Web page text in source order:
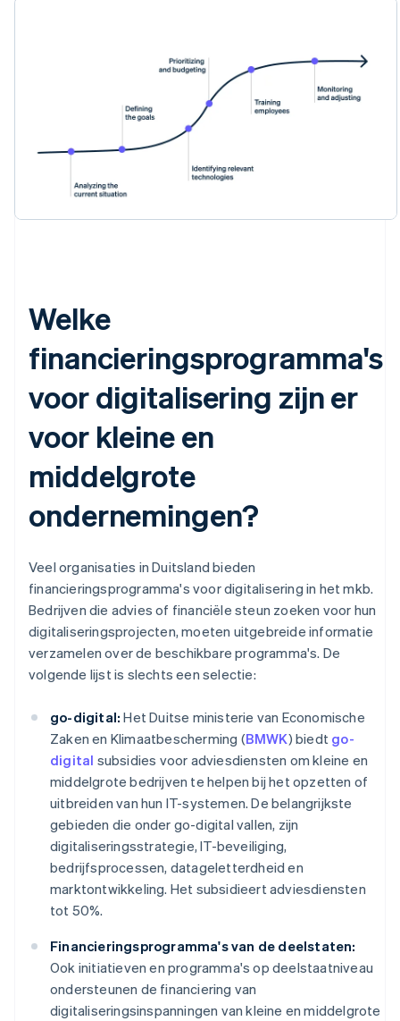
Welke
financieringsprogramma's
voor digitalisering zijn er
voor kleine en
middelgrote
ondernemingen?
Veel organisaties in Duitsland bieden
financieringsprogramma's voor digitalisering in het mkb.
Bedrijven die advies of financiële steun zoeken voor hun
digitaliseringsprojecten, moeten uitgebreide informatie
verzamelen over de beschikbare programma's. De
volgende lijst is slechts een selectie:
go-digital: Het Duitse ministerie van Economische
Zaken en Klimaatbescherming (BMWK) biedt go-
digital subsidies voor adviesdiensten om kleine en
middelgrote bedrijven te helpen bij het opzetten of
uitbreiden van hun IT-systemen. De belangrijkste
gebieden die onder go-digital vallen, zijn
digitaliseringsstrategie, IT-beveiliging,
bedrijfsprocessen, datageletterdheid en
marktontwikkeling. Het subsidieert adviesdiensten
tot 50%.
Financieringsprogramma's van de deelstaten:
Ook initiatieven en programma's op deelstaatniveau
ondersteunen de financiering van
digitaliseringsinspanningen van kleine en middelgrote